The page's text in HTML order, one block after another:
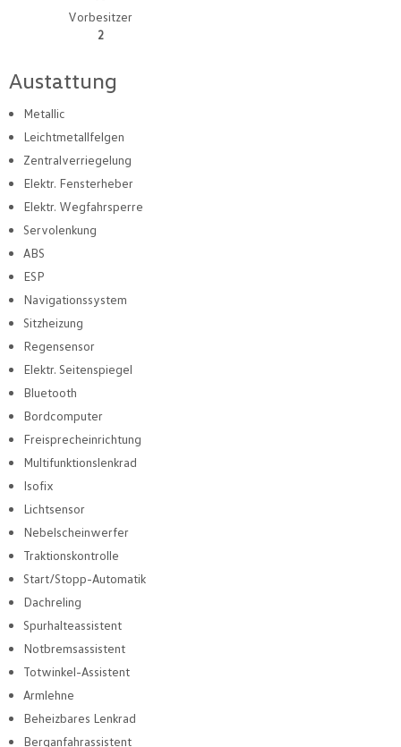
Vorbesitzer
2
Austattung
Metallic
Leichtmetallfelgen
Zentralverriegelung
Elektr. Fensterheber
Elektr. Wegfahrsperre
Servolenkung
ABS
ESP
Navigationssystem
Sitzheizung
Regensensor
Elektr. Seitenspiegel
Bluetooth
Bordcomputer
Freisprecheinrichtung
Multifunktionslenkrad
Isofix
Lichtsensor
Nebelscheinwerfer
Traktionskontrolle
Start/Stopp-Automatik
Dachreling
Spurhalteassistent
Notbremsassistent
Totwinkel-Assistent
Armlehne
Beheizbares Lenkrad
Berganfahrassistent